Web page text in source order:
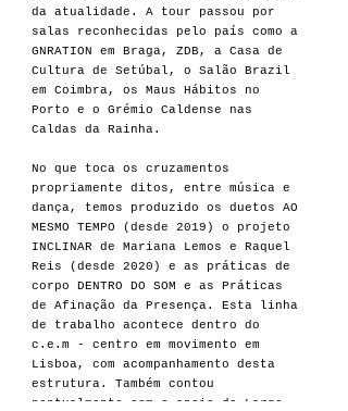
da atualidade. A tour passou por
salas reconhecidas pelo país como a
GNRATION em Braga, ZDB, a Casa de
Cultura de Setúbal, o Salão Brazil
em Coimbra, os Maus Hábitos no
Porto e o Grémio Caldense nas
Caldas da Rainha. ​
No que toca os cruzamentos
propriamente ditos, entre música e
dança, temos produzido os duetos AO
MESMO TEMPO (desde 2019) o projeto
INCLINAR de Mariana Lemos e Raquel
Reis (desde 2020) e as práticas de
corpo DENTRO DO SOM e as Práticas
de Afinação da Presença. Esta linha
de trabalho acontece dentro do
c.e.m - centro em movimento em
Lisboa, com acompanhamento desta
estrutura. Também contou
pontualmente com o apoio do Largo